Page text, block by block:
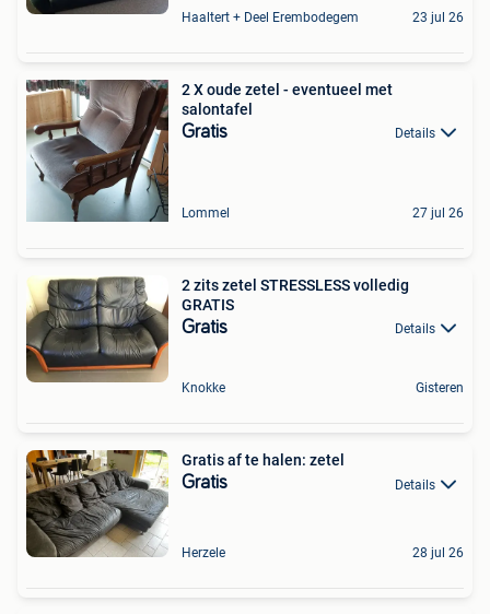
Haaltert + Deel Erembodegem 23 jul 26
2 X oude zetel - eventueel met
salontafel
Gratis Details
Lommel 27 jul 26
2 zits zetel STRESSLESS volledig
GRATIS
Gratis Details
Knokke Gisteren
Gratis af te halen: zetel
Gratis Details
Herzele 28 jul 26